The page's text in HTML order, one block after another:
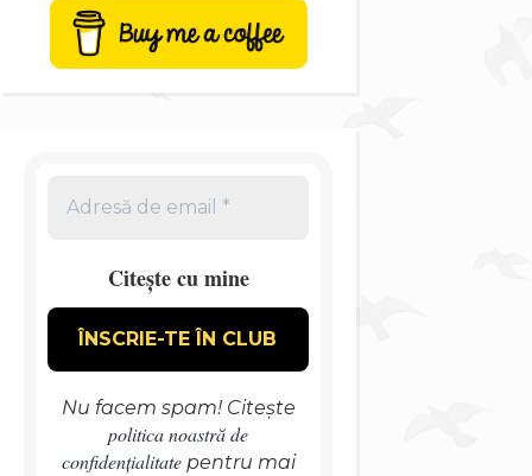
Citește cu mine
Nu facem spam! Citește
politica noastră de
confidențialitatepentru mai